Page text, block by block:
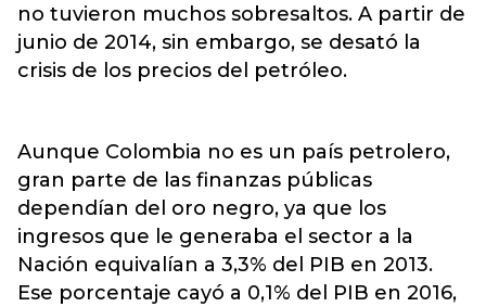
no tuvieron muchos sobresaltos. A partir de
junio de 2014, sin embargo, se desató la
crisis de los precios del petróleo.
Aunque Colombia no es un país petrolero,
gran parte de las finanzas públicas
dependían del oro negro, ya que los
ingresos que le generaba el sector a la
Nación equivalían a 3,3% del PIB en 2013.
Ese porcentaje cayó a 0,1% del PIB en 2016,